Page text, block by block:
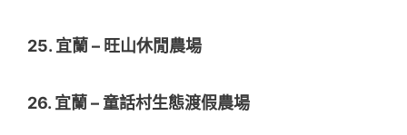
25. 宜蘭 – 旺山休閒農場
26. 宜蘭 – 童話村生態渡假農場